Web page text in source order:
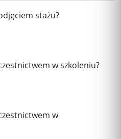
stażu?
w szkoleniu?
w